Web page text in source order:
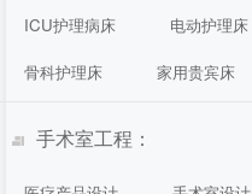
ICU护理病床 电动护理床
骨科护理床 家用贵宾床
手术室工程：